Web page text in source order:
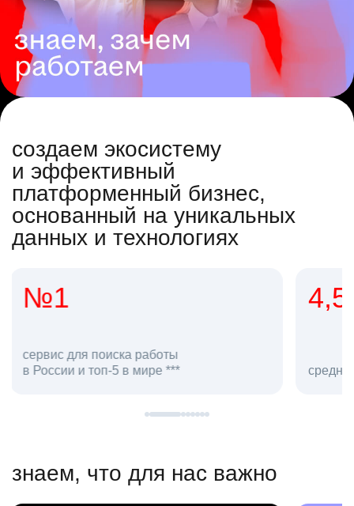
создаем экосистему
и эффективный
платформенный бизнес,
основанный на уникальных
данных и технологиях
4,5
средняя оценка hh.ru как работодателя **
в hh.ru
знаем, что для нас важно